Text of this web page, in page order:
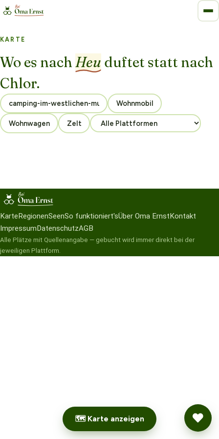
KARTE
Wo es nach Heu duftet statt nach
Chlor.
Wohnmobil
Wohnwagen Zelt
🗺 Karte anzeigen
Karte RegionenSeenSo funktioniert'sÜber Oma Ernst Kontakt
Impressum DatenschutzAGB
Alle Plätze mit Quellenangabe — gebucht wird immer direkt bei der
jeweiligen Plattform.